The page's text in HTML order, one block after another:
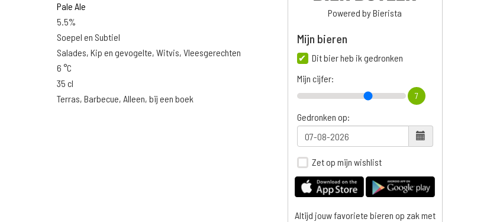
Pale Ale
5.5%
Soepel en Subtiel
Salades, Kip en gevogelte, Witvis, Vleesgerechten
6 °C
35 cl
Terras, Barbecue, Alleen, bij een boek
Powered by Bierista
Mijn bieren
Dit bier heb ik gedronken
Mijn cijfer:
7
Gedronken op:
Zet op mijn wishlist
Altijd jouw favoriete bieren op zak met